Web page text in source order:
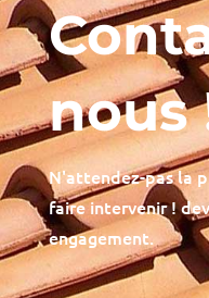
nous
N'attendez-pas la
faire intervenir !
engagement.